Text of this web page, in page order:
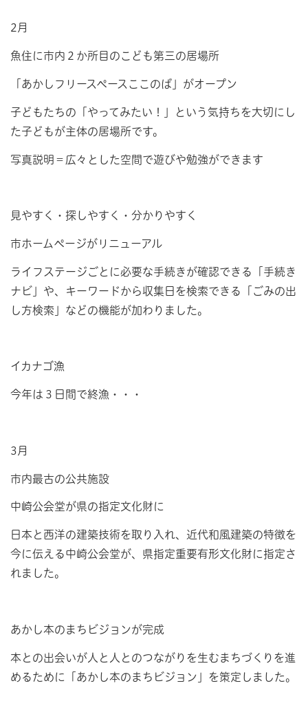
2月
魚住に市内２か所目のこども第三の居場所
「あかしフリースペースここのば」がオープン
子どもたちの「やってみたい！」という気持ちを大切にし
た子どもが主体の居場所です。
写真説明＝広々とした空間で遊びや勉強ができます
見やすく・探しやすく・分かりやすく
市ホームページがリニューアル
ライフステージごとに必要な手続きが確認できる「手続き
ナビ」や、キーワードから収集日を検索できる「ごみの出
し方検索」などの機能が加わりました。
イカナゴ漁
今年は３日間で終漁・・・
3月
市内最古の公共施設
中崎公会堂が県の指定文化財に
日本と西洋の建築技術を取り入れ、近代和風建築の特徴を
今に伝える中崎公会堂が、県指定重要有形文化財に指定さ
れました。
あかし本のまちビジョンが完成
本との出会いが人と人とのつながりを生むまちづくりを進
めるために「あかし本のまちビジョン」を策定しました。